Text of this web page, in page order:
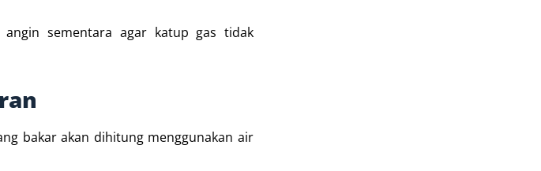
sementara agar katup gas tidak
bakar akan dihitung menggunakan air